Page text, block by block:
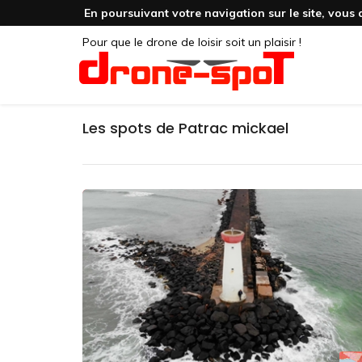
En poursuivant votre navigation sur le site, vous
Pour que le drone de loisir soit un plaisir !
Les spots de Patrac mickael